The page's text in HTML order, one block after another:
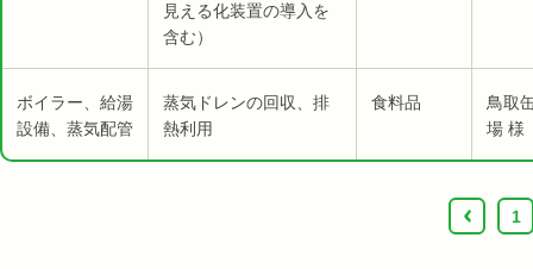
見える化装置の導入を
含む）
ボイラー、給湯
設備、蒸気配管
蒸気ドレンの回収、排
熱利用
食料品
鳥取
場 様
‹ 1